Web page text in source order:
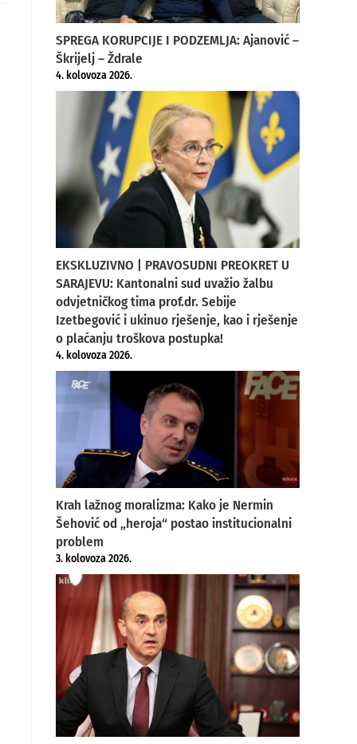
SPREGA KORUPCIJE I PODZEMLJA: Ajanović –
Škrijelj – Ždrale
4. kolovoza 2026.
EKSKLUZIVNO | PRAVOSUDNI PREOKRET U
SARAJEVU: Kantonalni sud uvažio žalbu
odvjetničkog tima prof.dr. Sebije
Izetbegović i ukinuo rješenje, kao i rješenje
o plaćanju troškova postupka!
4. kolovoza 2026.
Krah lažnog moralizma: Kako je Nermin
Šehović od „heroja“ postao institucionalni
problem
3. kolovoza 2026.